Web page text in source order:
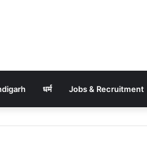
धर्म Jobs & Recruitment